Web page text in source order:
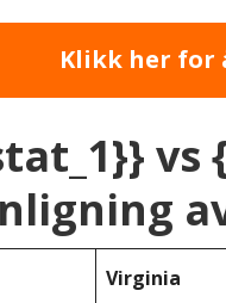
Klikk her for
vs
Virginia